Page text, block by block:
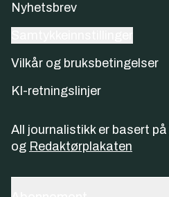
Nyhetsbrev
Vilkår og bruksbetingelser
KI-retningslinjer
All journalistikk er basert på
og Redaktørplakaten